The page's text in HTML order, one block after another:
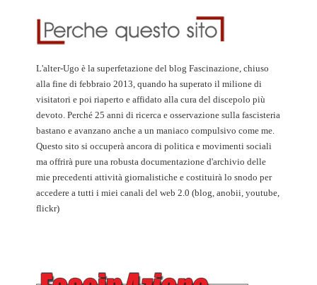
L'alter-Ugo è la superfetazione del blog Fascinazione, chiuso
alla fine di febbraio 2013, quando ha superato il milione di
visitatori e poi riaperto e affidato alla cura del discepolo più
devoto. Perché 25 anni di ricerca e osservazione sulla fascisteria
bastano e avanzano anche a un maniaco compulsivo come me.
Questo sito si occuperà ancora di politica e movimenti sociali
ma offrirà pure una robusta documentazione d'archivio delle
mie precedenti attività giornalistiche e costituirà lo snodo per
accedere a tutti i miei canali del web 2.0 (blog, anobii, youtube,
flickr)